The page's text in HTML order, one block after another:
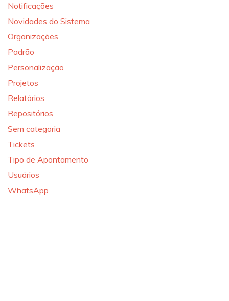
Notificações
Novidades do Sistema
Organizações
Padrão
Personalização
Projetos
Relatórios
Repositórios
Sem categoria
Tickets
Tipo de Apontamento
Usuários
WhatsApp